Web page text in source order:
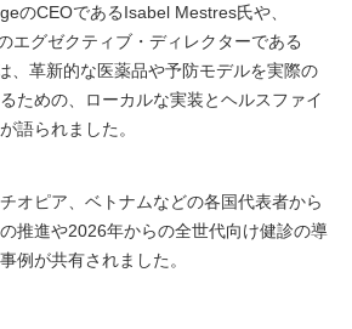
のCEOであるIsabel Mestres氏や、
エグゼクティブ・ディレクターである
、革新的な医薬品や予防モデルを実際の
ための、ローカルな実装とヘルスファイ
語られました。
オピア、ベトナムなどの各国代表者から
推進や2026年からの全世代向け健診の導
例が共有されました。